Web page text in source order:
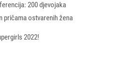
200 djevojaka
pričama ostvarenih žena
2022!